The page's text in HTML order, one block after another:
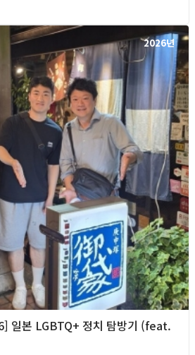
2026년
일본 LGBTQ+ 정치 탐방기 (feat.